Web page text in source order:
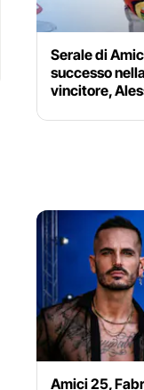
Serale di
successo
vincitore,
Amici 25,